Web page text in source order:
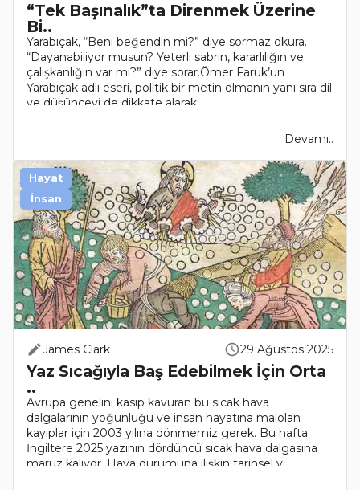
“Tek Başınalık”ta Direnmek Üzerine
Bi..
Yarabıçak, “Beni beğendin mi?” diye sormaz okura.
“Dayanabiliyor musun? Yeterli sabrın, kararlılığın ve
çalışkanlığın var mı?” diye sorar.Ömer Faruk’un
Yarabıçak adlı eseri, politik bir metin olmanın yanı sıra dil
ve düşünceyi de dikkate alarak..
Devamı..
James Clark 29 Ağustos 2025
Yaz Sıcağıyla Baş Edebilmek İçin Orta
..
Avrupa genelini kasıp kavuran bu sıcak hava
dalgalarının yoğunluğu ve insan hayatına malolan
kayıplar için 2003 yılına dönmemiz gerek. Bu hafta
İngiltere 2025 yazının dördüncü sıcak hava dalgasına
maruz kalıyor. Hava durumuna ilişkin tarihsel v..
Hayat
İnsan